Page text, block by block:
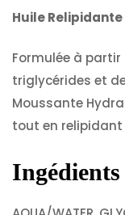
Huile Relipidante
Formulée à partir
triglycérides et
Moussante
tout en relipidant
Ingédients